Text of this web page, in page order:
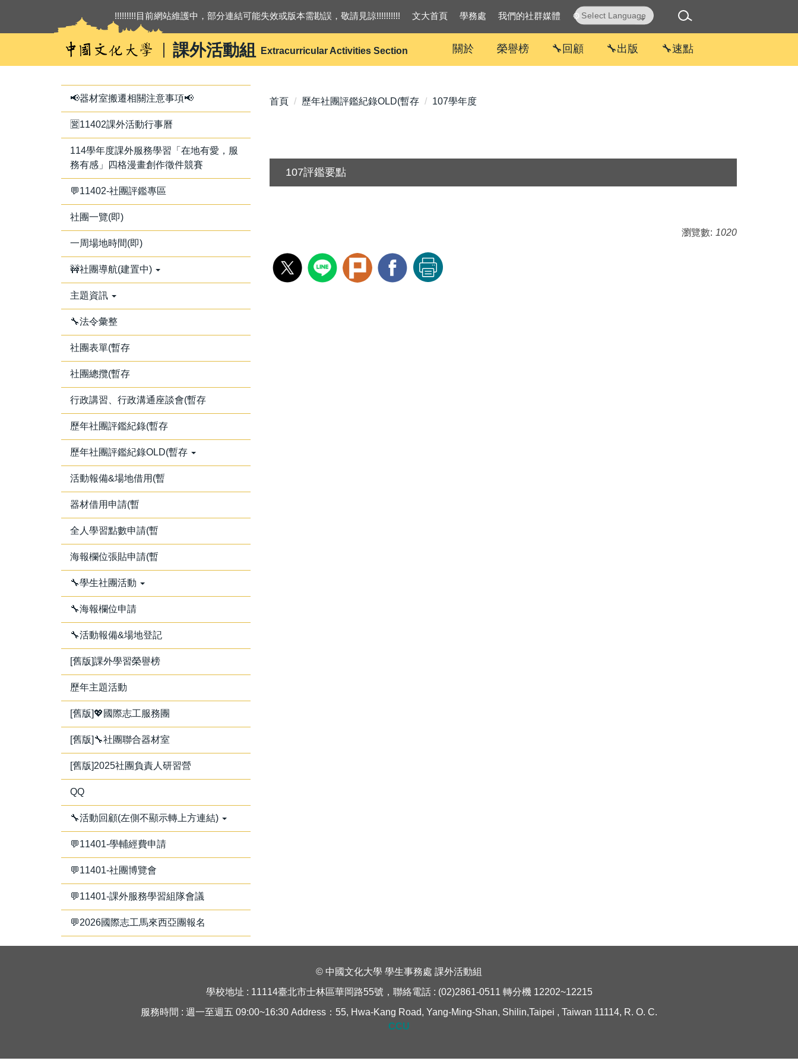
內
課外活動組 Extracurricular Activities Section
Translate
!!!!!!!!!目前網站維護中，部分連結可能失效或版本需勘誤，敬請見諒!!!!!!!!!! 文大首頁 學務處 我們的社群媒體 ⚙
關於 榮譽榜 🔧回顧 🔧出版 🔧速點
📢器材室搬遷相關注意事項📢
🈺11402課外活動行事曆
114學年度課外服務學習「在地有愛，服
務有感」四格漫畫創作徵件競賽
💬11402-社團評鑑專區
社團一覽(即)
一周場地時間(即)
🚧社團導航(建置中)
主題資訊
🔧法令彙整
社團表單(暫存
社團總攬(暫存
行政講習、行政溝通座談會(暫存
歷年社團評鑑紀錄(暫存
歷年社團評鑑紀錄OLD(暫存
活動報備&場地借用(暫
器材借用申請(暫
全人學習點數申請(暫
海報欄位張貼申請(暫
🔧學生社團活動
🔧海報欄位申請
🔧活動報備&場地登記
[舊版]課外學習榮譽榜
歷年主題活動
[舊版]💖國際志工服務團
[舊版]🔧社團聯合器材室
[舊版]2025社團負責人研習營
QQ
🔧活動回顧(左側不顯示轉上方連結)
💬11401-學輔經費申請
💬11401-社團博覽會
💬11401-課外服務學習組隊會議
💬2026國際志工馬來西亞團報名
首頁 歷年社團評鑑紀錄OLD(暫存 107學年度
107評鑑要點
瀏覽數: 1020
© 中國文化大學 學生事務處 課外活動組
學校地址 : 11114臺北市士林區華岡路55號，聯絡電話 : (02)2861-0511 轉分機 12202~12215
服務時間 : 週一至週五 09:00~16:30 Address：55, Hwa-Kang Road, Yang-Ming-Shan, Shilin,Taipei , Taiwan 11114, R. O. C.
CCU